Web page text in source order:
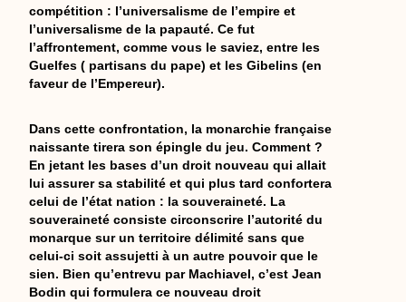
compétition : l’universalisme de l’empire et
l’universalisme de la papauté. Ce fut
l’affrontement, comme vous le saviez, entre les
Guelfes ( partisans du pape) et les Gibelins (en
faveur de l’Empereur).
Dans cette confrontation, la monarchie française
naissante tirera son épingle du jeu. Comment ?
En jetant les bases d’un droit nouveau qui allait
lui assurer sa stabilité et qui plus tard confortera
celui de l’état nation : la souveraineté. La
souveraineté consiste circonscrire l’autorité du
monarque sur un territoire délimité sans que
celui-ci soit assujetti à un autre pouvoir que le
sien. Bien qu’entrevu par Machiavel, c’est Jean
Bodin qui formulera ce nouveau droit